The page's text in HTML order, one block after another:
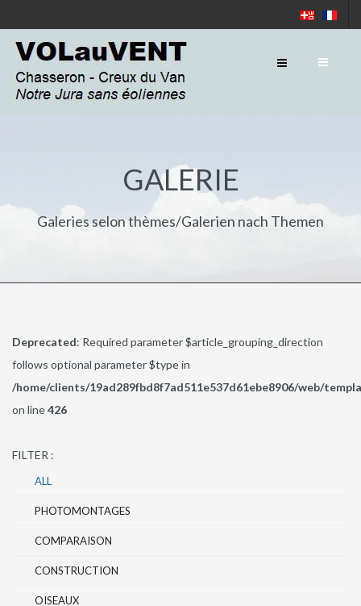
GALERIE
Galeries selon thèmes/Galerien nach Themen
Deprecated: Required parameter $article_grouping_direction
follows optional parameter $type in
/home/clients/19ad289fbd8f7ad511e537d61ebe8906/web/
on line426
FILTER :
ALL
PHOTOMONTAGES
COMPARAISON
CONSTRUCTION
OISEAUX